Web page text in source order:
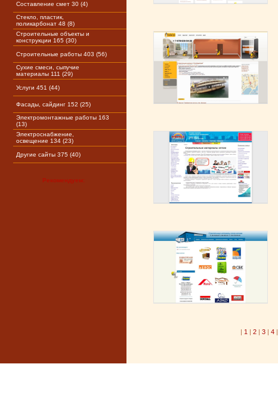
Составление смет 30 (4)
Стекло, пластик,
поликарбонат 48 (8)
Строительные объекты и
конструкции 165 (30)
Строительные работы 403 (56)
Сухие смеси, сыпучие
материалы 111 (29)
Услуги 451 (44)
Фасады, сайдинг 152 (25)
Электромонтажные работы 163
(13)
Электроснабжение,
освещение 134 (23)
Другие сайты 375 (40)
Рекомендуем:
| 1 | 2| 3| 4|